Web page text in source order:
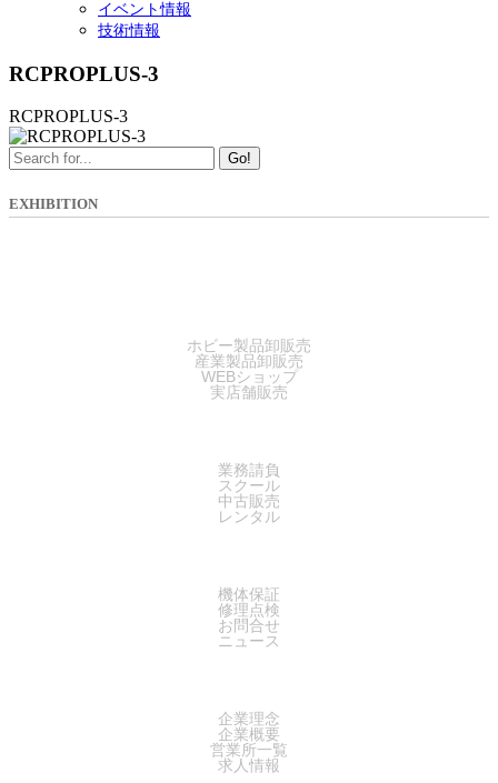
イベント情報
技術情報
RCPROPLUS-3
RCPROPLUS-3
Go!
EXHIBITION
ホビー製品卸販売
産業製品卸販売
WEBショップ
実店舗販売
業務請負
スクール
中古販売
レンタル
機体保証
修理点検
お問合せ
ニュース
企業理念
企業概要
営業所一覧
求人情報